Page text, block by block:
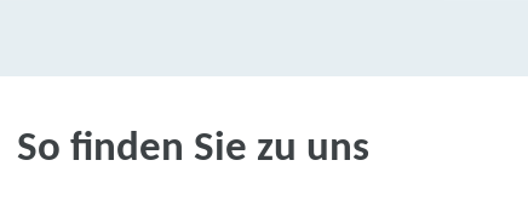
So finden Sie zu uns